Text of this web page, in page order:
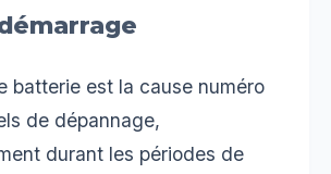
batterie est la cause numéro
de dépannage,
durant les périodes de